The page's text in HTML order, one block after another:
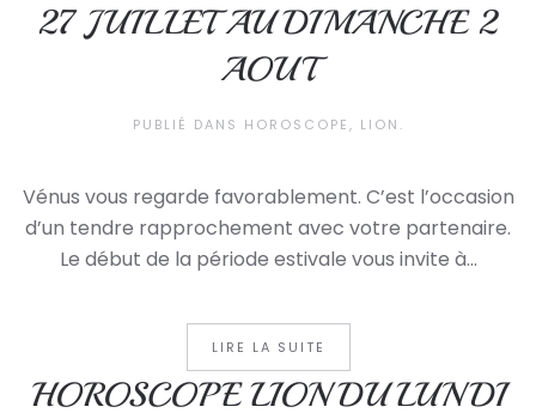
27 JUILLET AU DIMANCHE 2
AOUT
PUBLIÉ DANS HOROSCOPE, LION .
Vénus vous regarde favorablement. C’est l’occasion
d’un tendre rapprochement avec votre partenaire.
Le début de la période estivale vous invite à...
LIRE LA SUITE
HOROSCOPE LION DU LUNDI